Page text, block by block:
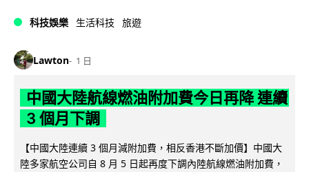
科技娛樂 生活科技 旅遊
Lawton 1 日
中國大陸航線燃油附加費今日再降 連續
3 個月下調
【中國大陸連續 3 個月減附加費，相反香港不斷加價】中國大
陸多家航空公司自 8 月 5 日起再度下調內陸航線燃油附加費，